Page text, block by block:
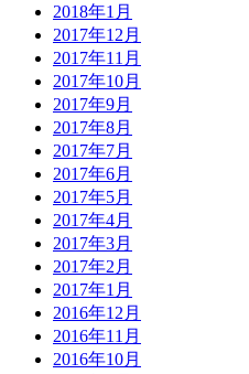
2018年1月
2017年12月
2017年11月
2017年10月
2017年9月
2017年8月
2017年7月
2017年6月
2017年5月
2017年4月
2017年3月
2017年2月
2017年1月
2016年12月
2016年11月
2016年10月